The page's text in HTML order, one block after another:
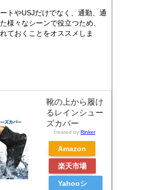
トやUSJだけでなく、通勤、通
様々なシーンで役立つため、
ておくことをオススメしま
靴の上から履け
るレインシュー
ズカバー
created by Rinker
Amazon
楽天市場
Yahooシ